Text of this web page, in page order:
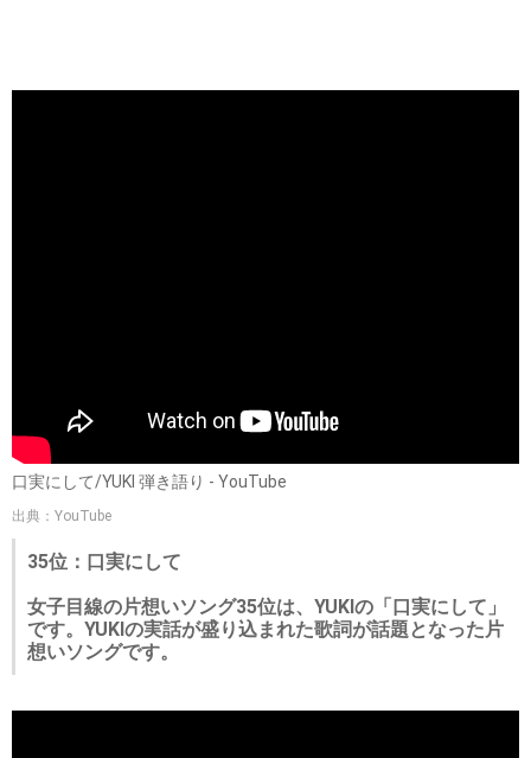
口実にして/YUKI 弾き語り - YouTube
出典：YouTube
35位：口実にして
女子目線の片想いソング35位は、YUKIの「口実にして」
です。YUKIの実話が盛り込まれた歌詞が話題となった片
想いソングです。